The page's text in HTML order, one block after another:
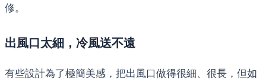
修。
出風口太細，冷風送不遠
有些設計為了極簡美感，把出風口做得很細、很長，但如